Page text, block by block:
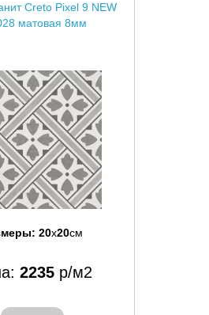
Creto Pixel 9 NEW
матовая 8мм
20x20см
2235 р/м2